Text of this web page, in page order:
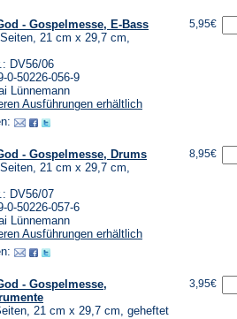
- Gospelmesse, E-Bass
21 cm x 29,7 cm,
DV56/06
0-50226-056-9
Lünnemann
Ausführungen erhältlich
5,95€
- Gospelmesse, Drums
21 cm x 29,7 cm,
DV56/07
0-50226-057-6
Lünnemann
Ausführungen erhältlich
8,95€
- Gospelmesse,
21 cm x 29,7 cm, geheftet
3,95€